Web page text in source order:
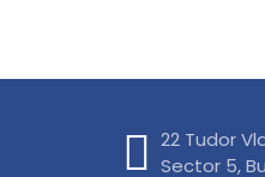
22 Tudor
Sector 5,